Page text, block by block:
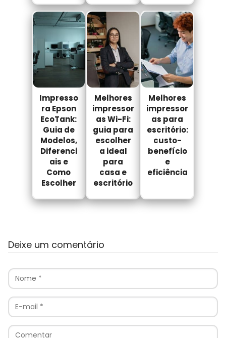
Impresso
ra Epson
EcoTank:
Guia de
Modelos,
Diferenci
ais e
Como
Escolher
Melhores
impressor
as Wi-Fi:
guia para
escolher
a ideal
para
casa e
escritório
Melhores
impressor
as para
escritório:
custo-
benefício
e
eficiência
Deixe um comentário